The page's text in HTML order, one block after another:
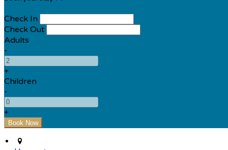
Check In
Check Out
Adults
-
+
Children
-
+